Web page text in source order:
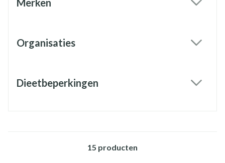
Merken
Organisaties
Dieetbeperkingen
15 producten